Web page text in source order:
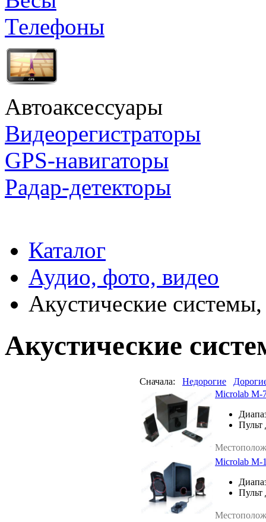
Телефоны
Автоаксессуары
Видеорегистраторы
GPS-навигаторы
Радар-детекторы
Каталог
Аудио, фото, видео
Акустические
Акустические
Сначала: Недорогие
Microlab M-
Microlab M-